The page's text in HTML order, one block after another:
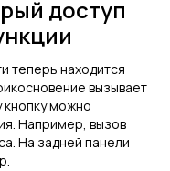
доступ
теперь находится
вызывает
кнопку можно
Например, вызов
На задней панели